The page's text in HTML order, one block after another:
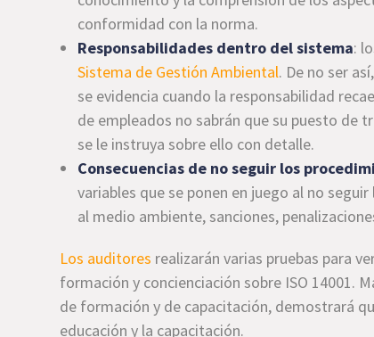
conformidad con la norma.
Responsabilidades dentro del sistema:
Sistema de Gestión Ambiental. De no ser
se evidencia cuando la responsabilidad
de empleados no sabrán que su puesto de
se le instruya sobre ello con detalle.
Consecuencias de no seguir los
variables que se ponen en juego al no
al medio ambiente, sanciones,
Los auditores realizarán varias pruebas para
formación y concienciación sobre ISO 14001.
de formación y de capacitación, demostrará
educación y la capacitación.